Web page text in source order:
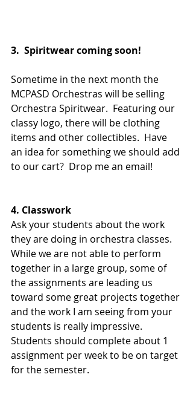
3.  Spiritwear coming soon!
Sometime in the next month the
MCPASD Orchestras will be selling
Orchestra Spiritwear.  Featuring our
classy logo, there will be clothing
items and other collectibles.  Have
an idea for something we should add
to our cart?  Drop me an email!
4. Classwork
Ask your students about the work
they are doing in orchestra classes.
While we are not able to perform
together in a large group, some of
the assignments are leading us
toward some great projects together
and the work I am seeing from your
students is really impressive.
Students should complete about 1
assignment per week to be on target
for the semester.